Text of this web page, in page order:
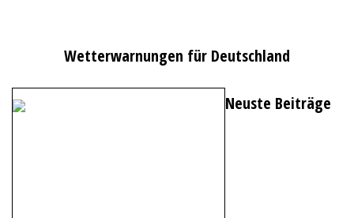
Wetterwarnungen für Deutschland
Neuste Beiträge